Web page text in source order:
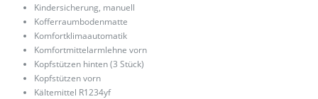
Kindersicherung, manuell
Kofferraumbodenmatte
Komfortklimaautomatik
Komfortmittelarmlehne vorn
Kopfstützen hinten (3 Stück)
Kopfstützen vorn
Kältemittel R1234yf